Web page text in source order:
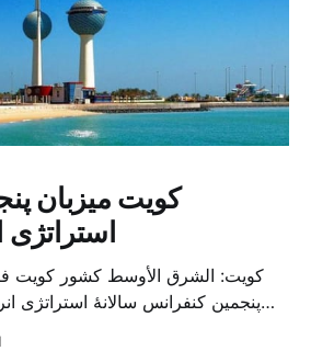
کویت میزبان
کویت: الشرق الأوسط کشور کویت
پنجمین کنفرانس سالانهٔ
متخصص از شرکت‌های جهانی نفت و